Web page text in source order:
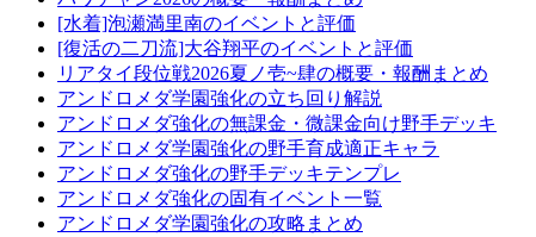
[水着]泡瀬満里南のイベントと評価
[復活の二刀流]大谷翔平のイベントと評価
リアタイ段位戦2026夏ノ壱~肆の概要・報酬まとめ
アンドロメダ学園強化の立ち回り解説
アンドロメダ強化の無課金・微課金向け野手デッキ
アンドロメダ学園強化の野手育成適正キャラ
アンドロメダ強化の野手デッキテンプレ
アンドロメダ強化の固有イベント一覧
アンドロメダ学園強化の攻略まとめ